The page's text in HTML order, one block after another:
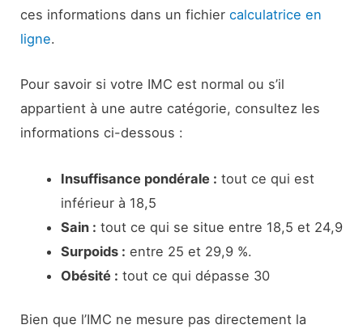
ces informations dans un fichiercalculatrice en
ligne.
Pour savoir si votre IMC est normal ou s’il
appartient à une autre catégorie, consultez les
informations ci-dessous :
Insuffisance pondérale : tout ce qui est
inférieur à 18,5
Sain : tout ce qui se situe entre 18,5 et 24,9
Surpoids : entre 25 et 29,9 %.
Obésité : tout ce qui dépasse 30
Bien que l’IMC ne mesure pas directement la